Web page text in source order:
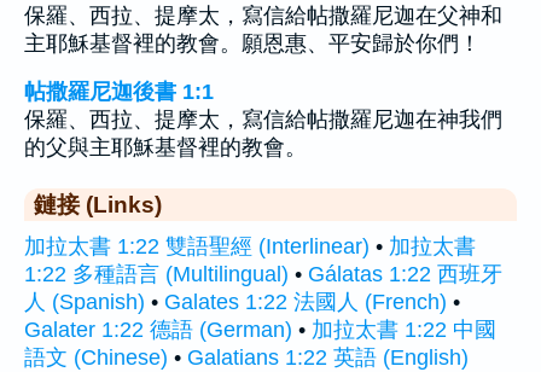
保羅、西拉、提摩太，寫信給帖撒羅尼迦在父神和
主耶穌基督裡的教會。願恩惠、平安歸於你們！
帖撒羅尼迦後書 1:1
保羅、西拉、提摩太，寫信給帖撒羅尼迦在神我們
的父與主耶穌基督裡的教會。
鏈接 (Links)
加拉太書 1:22 雙語聖經 (Interlinear) • 加拉太書
1:22 多種語言 (Multilingual) • Gálatas 1:22 西班牙
人 (Spanish) • Galates 1:22 法國人 (French) •
Galater 1:22 德語 (German) • 加拉太書 1:22 中國
語文 (Chinese) • Galatians 1:22 英語 (English)